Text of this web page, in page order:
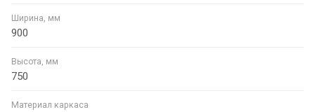
Ширина, мм
900
Высота, мм
750
Материал каркаса